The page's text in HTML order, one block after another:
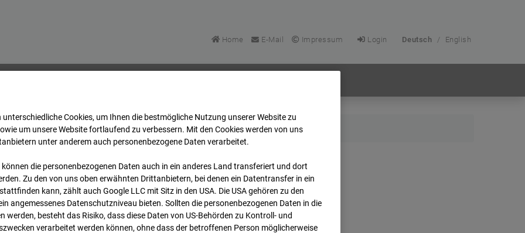
Home E-Mail Impressum Login Deutsch / English
-Cam2 Archiv 2026 07 08 13:00
-Cam2
unterschiedliche Cookies, um Ihnen die best­mögliche Nutzung unserer Website zu
um unsere Website fortlaufend zu verbessern. Mit den Cookies werden von uns
unter anderem auch personenbezogene Daten verarbeitet.
können die personenbezogenen Daten auch in ein anderes Land transferiert und dort
Zu den von uns oben erwähnten Drittanbietern, bei denen ein Datentransfer in ein
kann, zählt auch Google LLC mit Sitz in den USA. Die USA gehören zu den
angemessenes Datenschutzniveau bieten. Sollten die personenbezogenen Daten in die
werden, besteht das Risiko, dass diese Daten von US-Behörden zu Kontroll- und
verarbeitet werden können, ohne dass der betroffenen Person möglicherweise